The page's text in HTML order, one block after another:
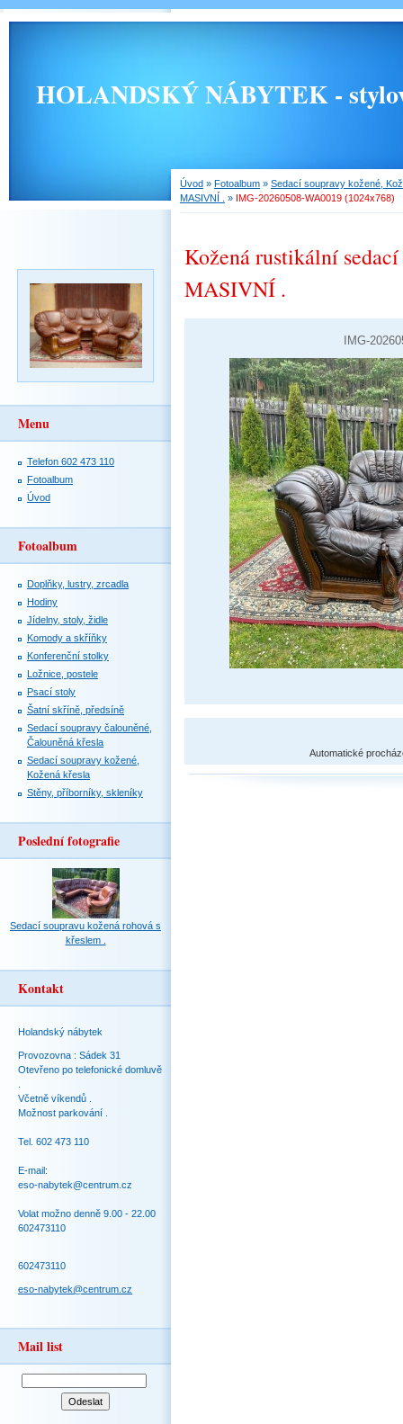
HOLANDSKÝ NÁBYTEK -
Úvod » Fotoalbum » Sedací soupravy kožené,
MASIVNÍ .
» IMG-20260508-WA0019 (1024x768)
Kožená rustikální
MASIVNÍ .
IMG-
Automatické
Menu
Telefon 602 473 110
Fotoalbum
Úvod
Fotoalbum
Doplňky, lustry, zrcadla
Hodiny
Jídelny, stoly, židle
Komody a skříňky
Konferenční stolky
Ložnice, postele
Psací stoly
Šatní skříně, předsíně
Sedací soupravy čalouněné,
Čalouněná křesla
Sedací soupravy kožené,
Kožená křesla
Stěny, příborníky, skleníky
Poslední fotografie
Sedací soupravu kožená rohová s
křeslem .
Kontakt
Holandský nábytek
Provozovna : Sádek 31
Otevřeno po telefonické domluvě
Včetně víkendů .
Možnost parkování .
Tel. 602 473 110
E-mail:
eso-nabytek@centrum.cz
Volat možno denně 9.00 - 22.00
602473110
602473110
eso-nabytek@centrum.cz
Mail list